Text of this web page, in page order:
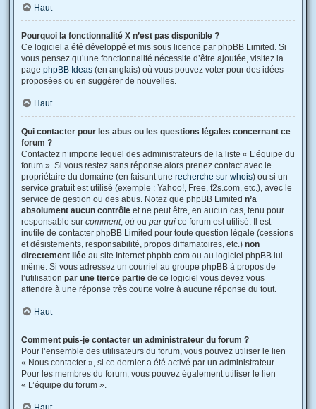
Haut
Pourquoi la fonctionnalité X n’est pas disponible ?
Ce logiciel a été développé et mis sous licence par phpBB Limited. Si
vous pensez qu’une fonctionnalité nécessite d’être ajoutée, visitez la
page phpBB Ideas (en anglais) où vous pouvez voter pour des idées
proposées ou en suggérer de nouvelles.
Haut
Qui contacter pour les abus ou les questions légales concernant ce
forum ?
Contactez n’importe lequel des administrateurs de la liste « L’équipe du
forum ». Si vous restez sans réponse alors prenez contact avec le
propriétaire du domaine (en faisant une recherche sur whois) ou si un
service gratuit est utilisé (exemple : Yahoo!, Free, f2s.com, etc.), avec le
service de gestion ou des abus. Notez que phpBB Limited n’a
absolument aucun contrôle et ne peut être, en aucun cas, tenu pour
responsable sur comment, où ou par qui ce forum est utilisé. Il est
inutile de contacter phpBB Limited pour toute question légale (cessions
et désistements, responsabilité, propos diffamatoires, etc.) non
directement liée au site Internet phpbb.com ou au logiciel phpBB lui-
même. Si vous adressez un courriel au groupe phpBB à propos de
l’utilisation par une tierce partie de ce logiciel vous devez vous
attendre à une réponse très courte voire à aucune réponse du tout.
Haut
Comment puis-je contacter un administrateur du forum ?
Pour l’ensemble des utilisateurs du forum, vous pouvez utiliser le lien
« Nous contacter », si ce dernier a été activé par un administrateur.
Pour les membres du forum, vous pouvez également utiliser le lien
« L’équipe du forum ».